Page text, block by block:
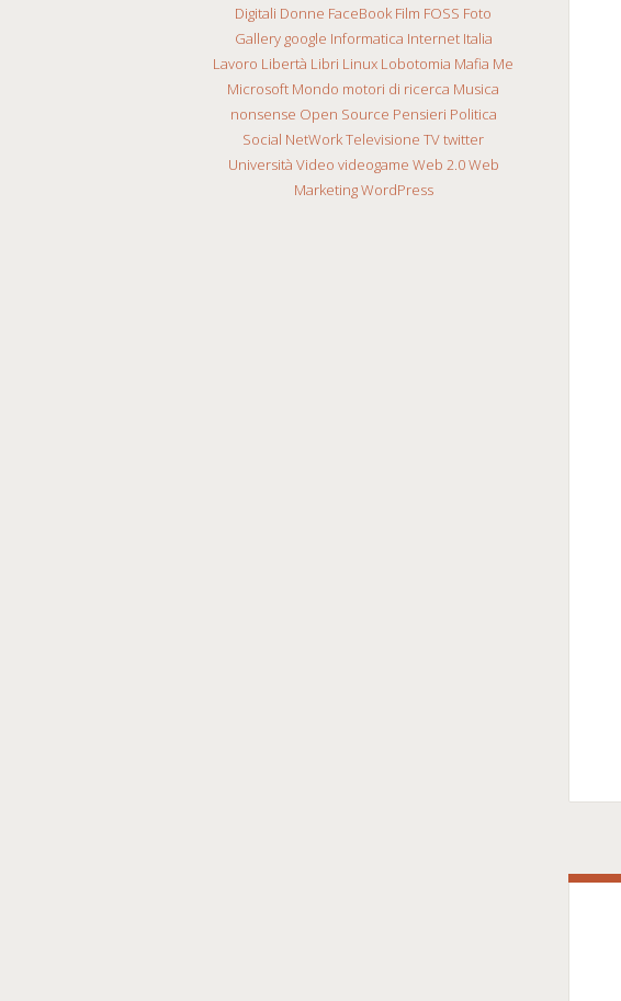
Digitali Donne FaceBook Film FOSS Foto
Gallery google Informatica Internet Italia
Lavoro Libertà Libri Linux Lobotomia Mafia Me
Microsoft Mondo motori di ricerca Musica
nonsense Open Source Pensieri Politica
Social NetWorkTelevisione TVtwitter
Università Video videogame Web 2.0Web
MarketingWordPress